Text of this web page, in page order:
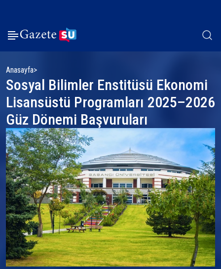
Anasayfa
Sosyal Bilimler Enstitüsü Ekonomi
Lisansüstü Programları 2025–2026
Güz Dönemi Başvuruları